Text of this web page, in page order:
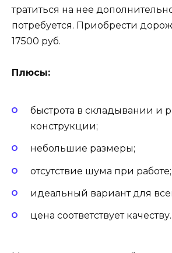
тратиться на нее
потребуется. Приобрести
17500 руб.
Плюсы:
быстрота в складывании и
конструкции;
небольшие размеры;
отсутствие шума при работе;
идеальный вариант для
цена соответствует качеству.